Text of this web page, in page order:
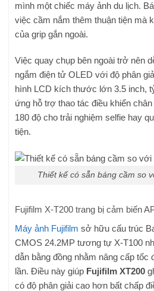
mình một chiếc máy ảnh du lịch.
việc cầm nắm thêm thuận tiện mà
của grip gắn ngoài.
Việc quay chụp bên ngoài trở nên
ngắm điện tử OLED với độ phân
hình LCD kích thước lớn 3.5 inch,
ứng hỗ trợ thao tác điều khiển
180 độ cho trải nghiệm selfie hay
tiện.
Thiết kế có sẵn báng cầm so
Fujifilm X-T200 trang bị cảm biến
Máy ảnh Fujifilm sở hữu cấu trúc
CMOS 24.2MP tương tự X-T100
dẫn bằng đồng nhằm nâng cấp tốc
lần. Điều này giúp Fujifilm XT200
có độ phân giải cao hơn bất chấp